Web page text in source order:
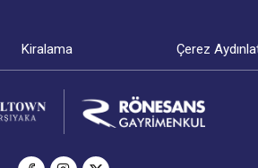
Kiralama Çerez